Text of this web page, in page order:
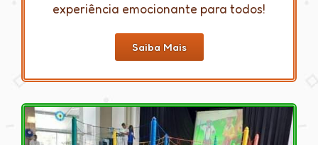
experiência emocionante para todos!
Saiba Mais